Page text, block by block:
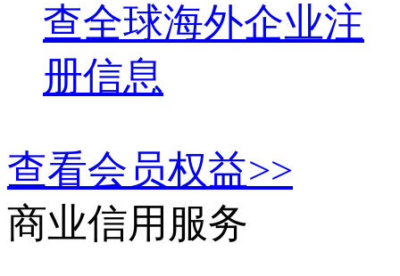
查全球海外企业注
册信息
查看会员权益>>
商业信用服务